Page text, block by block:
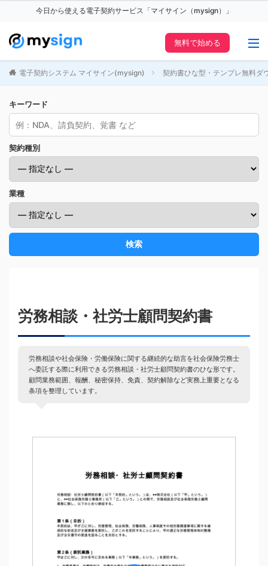
今日から使える電子契約サービス「マイサイン（mysign）」
無料で始める
電子契約システム マイサイン(mysign) 契約書ひな型・テンプレ無料ダ
キーワード
契約種別
業種
検索
労務相談・社労士顧問契約書
労務相談や社会保険・労働保険に関する継続的な助言を社会保険労務士
へ委託する際に利用できる労務相談・社労士顧問契約書のひな形です。
顧問業務範囲、報酬、秘密保持、免責、契約解除など実務上重要となる
条項を整理しています。